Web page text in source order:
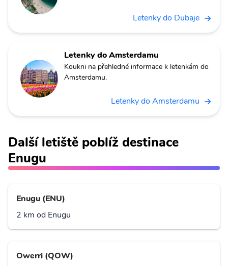
Letenky do Dubaje
Letenky do Amsterdamu
Koukni na přehledné informace k letenkám do
Amsterdamu.
Letenky do Amsterdamu
Další letiště poblíž destinace
Enugu
Enugu (ENU)
2 km od Enugu
Owerri (QOW)